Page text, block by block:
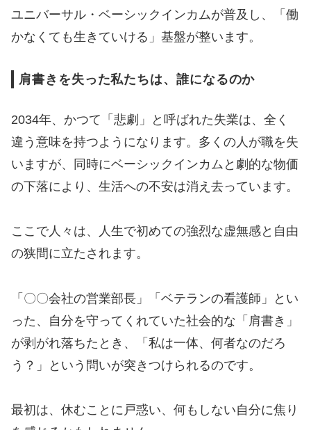
ユニバーサル・ベーシックインカムが普及し、「働
かなくても生きていける」基盤が整います。
肩書きを失った私たちは、誰になるのか
2034年、かつて「悲劇」と呼ばれた失業は、全く
違う意味を持つようになります。多くの人が職を失
いますが、同時にベーシックインカムと劇的な物価
の下落により、生活への不安は消え去っています。
ここで人々は、人生で初めての強烈な虚無感と自由
の狭間に立たされます。
「〇〇会社の営業部長」「ベテランの看護師」とい
った、自分を守ってくれていた社会的な「肩書き」
が剥がれ落ちたとき、「私は一体、何者なのだろ
う？」という問いが突きつけられるのです。
最初は、休むことに戸惑い、何もしない自分に焦り